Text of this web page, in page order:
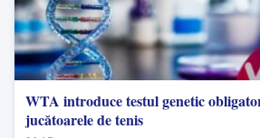
WTA introduce testul genetic
jucătoarele de tenis